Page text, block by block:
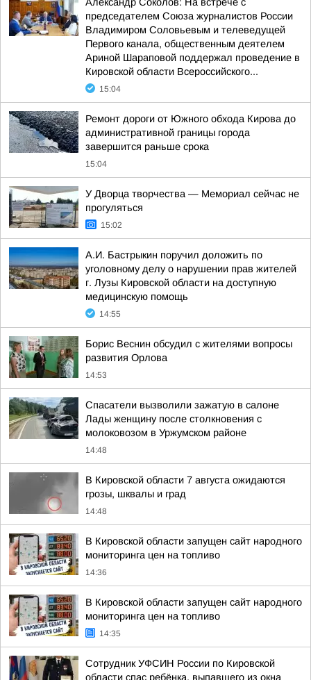
председателем Союза журналистов России
Владимиром Соловьевым и телеведущей
Первого канала, общественным деятелем
Ариной Шараповой поддержал проведение в
Кировской области Всероссийского...
15:04
Ремонт дороги от Южного обхода Кирова до
административной границы города
завершится раньше срока
15:04
У Дворца творчества — Мемориал сейчас не
прогуляться
15:02
А.И. Бастрыкин поручил доложить по
уголовному делу о нарушении прав жителей
г. Лузы Кировской области на доступную
медицинскую помощь
14:55
Борис Веснин обсудил с жителями вопросы
развития Орлова
14:53
Спасатели вызволили зажатую в салоне
Лады женщину после столкновения с
молоковозом в Уржумском районе
14:48
В Кировской области 7 августа ожидаются
грозы, шквалы и град
14:48
В Кировской области запущен сайт народного
мониторинга цен на топливо
14:36
В Кировской области запущен сайт народного
мониторинга цен на топливо
14:35
Сотрудник УФСИН России по Кировской
области спас ребёнка, выпавшего из окна